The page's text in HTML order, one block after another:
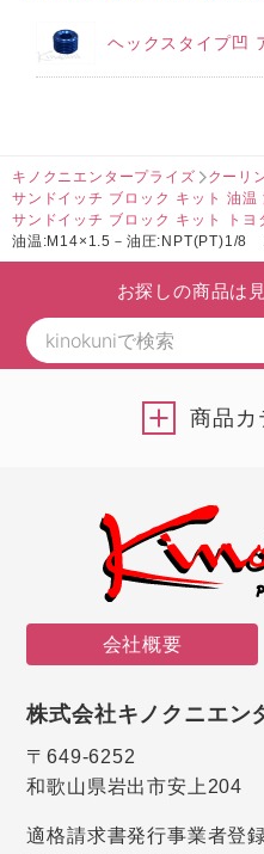
ヘックスタイプ凹
キノクニエンタープライズ クーリ
サンドイッチ ブロック キット 油温
サンドイッチ ブロック キット ト
油温:M14×1.5－油圧:NPT(PT)1/8
お探しの商品は
商品カ
会社概要
株式会社キノクニエン
〒649-6252
和歌山県岩出市安上204
適格請求書発行事業者登